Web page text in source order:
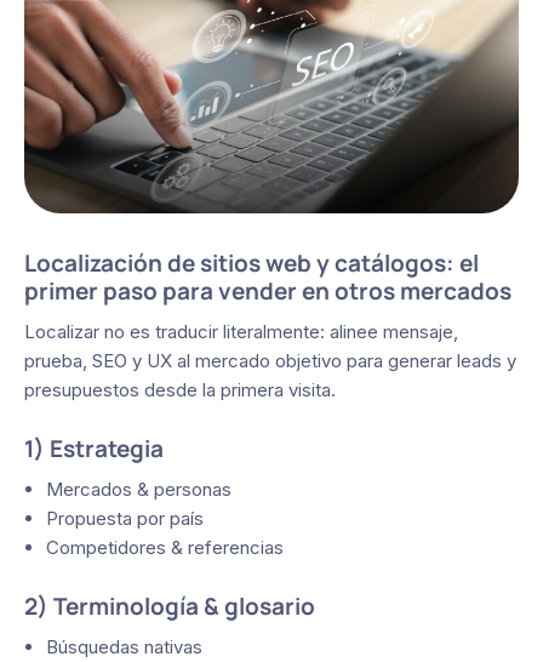
Localización de sitios web y catálogos: el
primer paso para vender en otros mercados
Localizar no es traducir literalmente: alinee mensaje,
prueba, SEO y UX al mercado objetivo para generar leads y
presupuestos desde la primera visita.
1) Estrategia
Mercados & personas
Propuesta por país
Competidores & referencias
2) Terminología & glosario
Búsquedas nativas